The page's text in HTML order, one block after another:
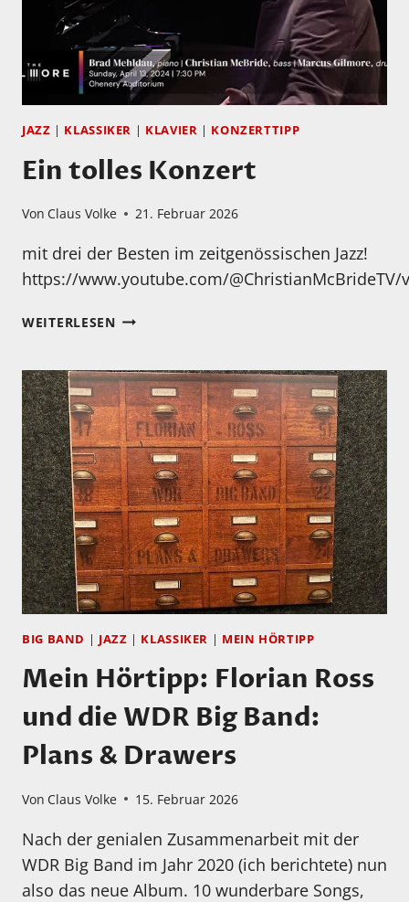
JAZZ | KLASSIKER | KLAVIER | KONZERTTIPP
Ein tolles Konzert
Von Claus Volke 21. Februar 2026
mit drei der Besten im zeitgenössischen Jazz!
https://www.youtube.com/@ChristianMcBrideTV/
WEITERLESENEIN
BIG BAND | JAZZ | KLASSIKER | MEIN HÖRTIPP
Mein Hörtipp: Florian Ross
und die WDR Big Band:
Plans & Drawers
Von Claus Volke 15. Februar 2026
Nach der genialen Zusammenarbeit mit der
WDR Big Band im Jahr 2020 (ich berichtete) nun
also das neue Album. 10 wunderbare Songs,